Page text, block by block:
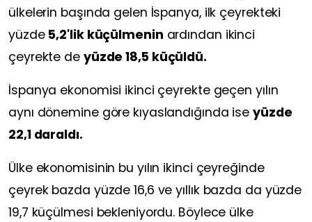
ülkelerin başında gelen İspanya, ilk çeyrekteki
yüzde 5,2'lik küçülmenin ardından ikinci
çeyrekte de yüzde 18,5 küçüldü.
İspanya ekonomisi ikinci çeyrekte geçen yılın
aynı dönemine göre kıyaslandığında iseyüzde
22,1 daraldı.
Ülke ekonomisinin bu yılın ikinci çeyreğinde
çeyrek bazda yüzde 16,6 ve yıllık bazda da yüzde
19,7 küçülmesi bekleniyordu. Böylece ülke